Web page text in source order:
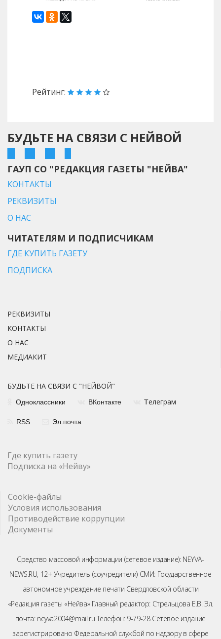
Рейтинг:
БУДЬТЕ НА СВЯЗИ С НЕЙВОЙ
ГАУП СО "РЕДАКЦИЯ ГАЗЕТЫ "НЕЙВА"
КОНТАКТЫ
РЕКВИЗИТЫ
О НАС
ЧИТАТЕЛЯМ И ПОДПИСЧИКАМ
ГДЕ КУПИТЬ ГАЗЕТУ
ПОДПИСКА
РЕКВИЗИТЫ
КОНТАКТЫ
О НАС
МЕДИАКИТ
БУДЬТЕ НА СВЯЗИ С "НЕЙВОЙ"
Одноклассники ВКонтакте Телеграм
RSS Эл.почта
Где купить газету
Подписка на «Нейву»
Cookie-файлы
Условия использования
Противодействие коррупции
Документы
Средство массовой информации (сетевое издание): NEYVA-
NEWS.RU, 12+ Учредитель (соучредители) СМИ: Государственное
автономное учреждение печати Свердловской области
«Редакция газеты «Нейва» Главный редактор: Стрельцова Е.В. Эл.
почта: neyva2004@mail.ru Телефон: 9-79-28 Сетевое издание
зарегистрировано Федеральной службой по надзору в сфере